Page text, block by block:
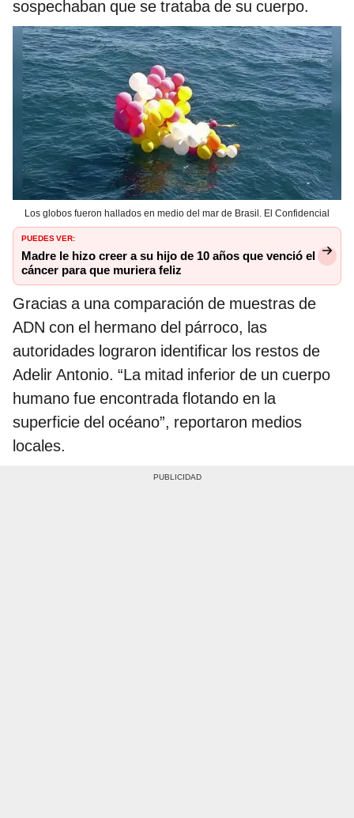
sospechaban que se trataba de su cuerpo.
Los globos fueron hallados en medio del mar de Brasil. El Confidencial
PUEDES VER:
Madre le hizo creer a su hijo de 10 años que venció el
cáncer para que muriera feliz
Gracias a una comparación de muestras de
ADN con el hermano del párroco, las
autoridades lograron identificar los restos de
Adelir Antonio. “La mitad inferior de un cuerpo
humano fue encontrada flotando en la
superficie del océano”, reportaron medios
locales.